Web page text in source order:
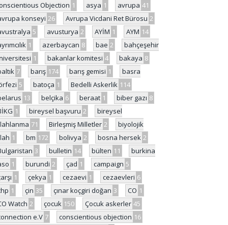
Objection 1 asya 1 avrupa 41
konseyi 26 Avrupa Vicdani Ret Bürosu 2
5 avusturya 2 AYİM 1 AYM 14
1 azerbaycan 8 bae 2
bahçeşehir
1 bakanlar komitesi 4 bakaya 8
7 barış 174 barış gemisi 1
basra
5 batoça 1 Bedelli Askerlik 114
13 belçika 6 beraat 1 biber gazı 8
1 bireysel başvuru 2
bireysel
71 Birleşmiş Milletler 2
biyolojik
1 bm 172 bolivya 2 bosna hersek 2
3 bulletin 14 bülten 11
burkina
1 burundi 2 çad 1 campaign 5
1 çekya 1 cezaevi 1 cezaevleri 6
1 çin 35 çınar koçgiri doğan 3 CO 1
Watch 2 çocuk 150 Çocuk askerler 45
e.V 7 conscientious objection 16